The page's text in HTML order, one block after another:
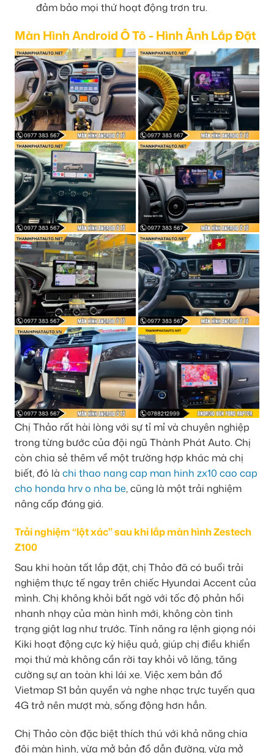
đảm bảo mọi thứ hoạt động trơn tru.
Màn Hình Android Ô Tô - Hình Ảnh Lắp Đặt
Chị Thảo rất hài lòng với sự tỉ mỉ và chuyên nghiệp
trong từng bước của đội ngũ Thành Phát Auto. Chị
còn chia sẻ thêm về một trường hợp khác mà chị
biết, đó là chi thao nang cap man hinh zx10 cao cap
cho honda hrv o nha be, cũng là một trải nghiệm
nâng cấp đáng giá.
Trải nghiệm “lột xác” sau khi lắp màn hình Zestech
Z100
Sau khi hoàn tất lắp đặt, chị Thảo đã có buổi trải
nghiệm thực tế ngay trên chiếc Hyundai Accent của
mình. Chị không khỏi bất ngờ với tốc độ phản hồi
nhanh nhạy của màn hình mới, không còn tình
trạng giật lag như trước. Tính năng ra lệnh giọng nói
Kiki hoạt động cực kỳ hiệu quả, giúp chị điều khiển
mọi thứ mà không cần rời tay khỏi vô lăng, tăng
cường sự an toàn khi lái xe. Việc xem bản đồ
Vietmap S1 bản quyền và nghe nhạc trực tuyến qua
4G trở nên mượt mà, sống động hơn hẳn.
Chị Thảo còn đặc biệt thích thú với khả năng chia
đôi màn hình, vừa mở bản đồ dẫn đường, vừa mở